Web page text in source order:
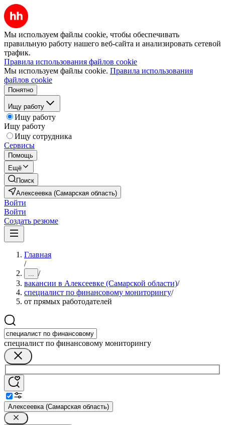
Мы используем файлы cookie, чтобы обеспечивать
правильную работу нашего веб-сайта и анализировать сетевой
трафик.
Правила использования файлов cookie
Мы используем файлы cookie. Правила использования
файлов cookie
Понятно
Ищу работу
Ищу работу
Ищу работу
Ищу сотрудника
Сервисы
Помощь
Ещё
Поиск
Алексеевка (Самарская область)
Войти
Войти
Создать резюме
Главная
/
... /
вакансии в Алексеевке (Самарской области)/
специалист по финансовому мониторингу/
от прямых работодателей
специалист по финансовому мониторингу
Алексеевка (Самарская область)